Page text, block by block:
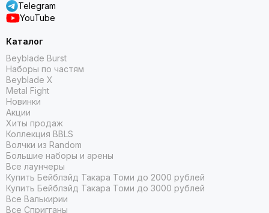
Telegram
YouTube
Каталог
Beyblade Burst
Наборы по частям
Beyblade X
Metal Fight
Новинки
Акции
Хиты продаж
Коллекция BBLS
Волчки из Random
Большие наборы и арены
Все лаунчеры
Купить Бейблэйд Такара Томи до 2000 рублей
Купить Бейблэйд Такара Томи до 3000 рублей
Все Валькирии
Все Спригганы